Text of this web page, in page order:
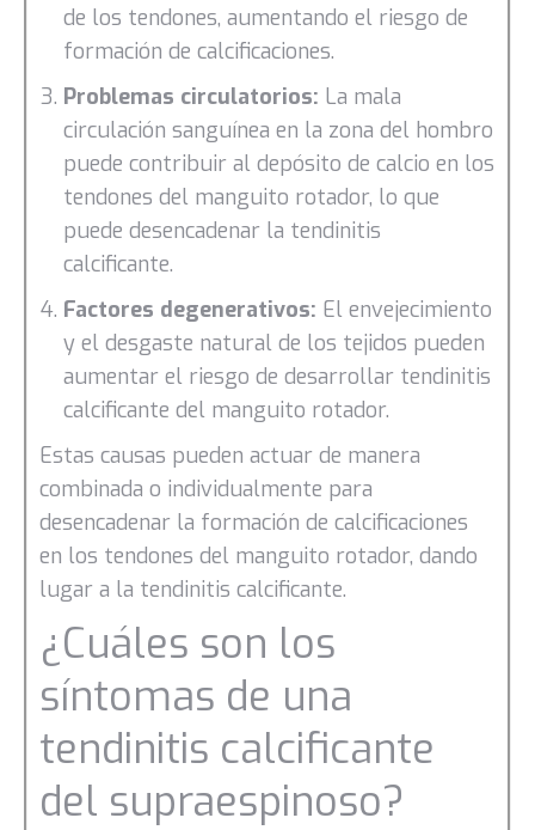
de los tendones, aumentando el riesgo de
formación de calcificaciones.
Problemas circulatorios: La mala
circulación sanguínea en la zona del hombro
puede contribuir al depósito de calcio en los
tendones del manguito rotador, lo que
puede desencadenar la tendinitis
calcificante.
Factores degenerativos: El envejecimiento
y el desgaste natural de los tejidos pueden
aumentar el riesgo de desarrollar tendinitis
calcificante del manguito rotador.
Estas causas pueden actuar de manera
combinada o individualmente para
desencadenar la formación de calcificaciones
en los tendones del manguito rotador, dando
lugar a la tendinitis calcificante.
¿Cuáles son los
síntomas de una
tendinitis calcificante
del supraespinoso?